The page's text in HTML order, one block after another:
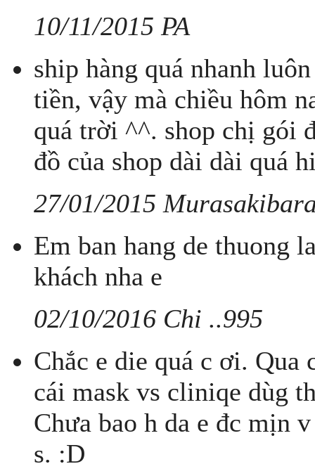
10/11/2015 PA
ship hàng quá nhanh
tiền, vậy mà chiều hôm
quá trời ^^. shop chị gói
đồ của shop dài dài quá
27/01/2015
Em ban hang de thuong
khách nha e
02/10/2016 Chi ..995
Chắc e die quá c ơi.
cái mask vs cliniqe dùg
Chưa bao h da e đc mịn
s. :D